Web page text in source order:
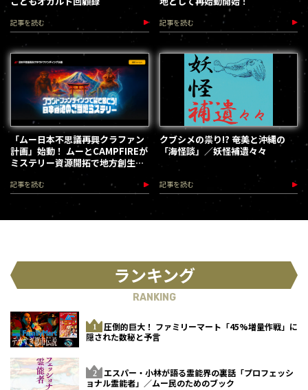
記事を読む 記事を読む
「ムー日本不思議再興クラファン
計画」始動！ ムーとCAMPFIREが
ミステリー資源開拓で地方創生を
記事を読む
クブシメの祟り!? 奄美と沖縄の
「海怪談」／妖怪補遺々々
記事を読む
ランキング
RANKING
圧倒的巨大！ ファミリーマート「45%増量作戦」に
隠された数秘と予言
エスパー・小林が語る霊能界の裏話「プロフェッシ
ョナル霊能者」／ムー民のためのブック